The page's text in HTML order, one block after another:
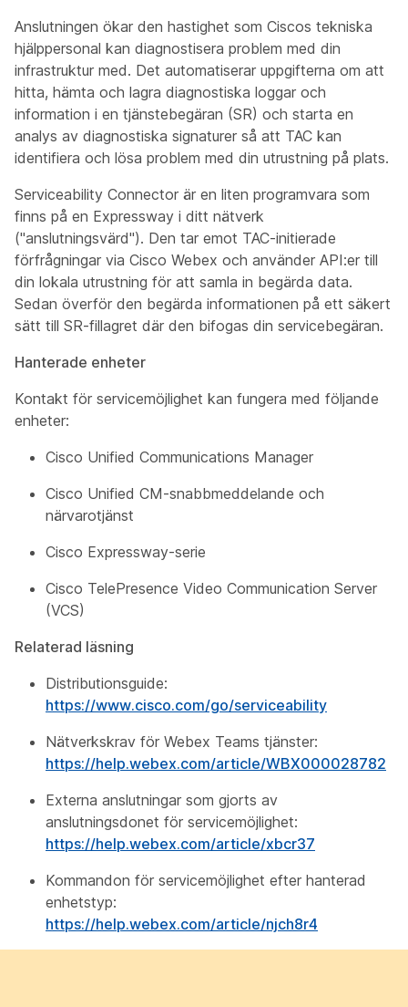
Anslutningen ökar den hastighet som Ciscos tekniska
hjälppersonal kan diagnostisera problem med din
infrastruktur med. Det automatiserar uppgifterna om att
hitta, hämta och lagra diagnostiska loggar och
information i en tjänstebegäran (SR) och starta en
analys av diagnostiska signaturer så att TAC kan
identifiera och lösa problem med din utrustning på plats.
Serviceability Connector är en liten programvara som
finns på en Expressway i ditt nätverk
("anslutningsvärd"). Den tar emot TAC-initierade
förfrågningar via Cisco Webex och använder API:er till
din lokala utrustning för att samla in begärda data.
Sedan överför den begärda informationen på ett säkert
sätt till SR-fillagret där den bifogas din servicebegäran.
Hanterade enheter
Kontakt för servicemöjlighet kan fungera med följande
enheter:
Cisco Unified Communications Manager
Cisco Unified CM-snabbmeddelande och
närvarotjänst
Cisco Expressway-serie
Cisco TelePresence Video Communication Server
(VCS)
Relaterad läsning
Distributionsguide:
https://www.cisco.com/go/serviceability
Nätverkskrav för Webex Teams tjänster:
https://help.webex.com/article/WBX000028782
Externa anslutningar som gjorts av
anslutningsdonet för servicemöjlighet:
https://help.webex.com/article/xbcr37
Kommandon för servicemöjlighet efter hanterad
enhetstyp:
https://help.webex.com/article/njch8r4